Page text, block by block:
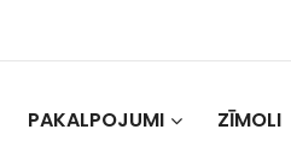
PAKALPOJUMI ZĪMOLI